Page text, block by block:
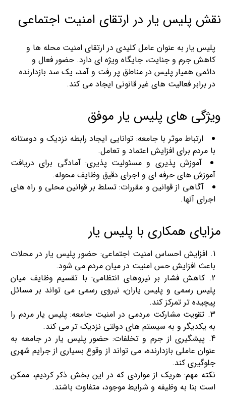
نقش پلیس‌ یار در ارتقای امنیت اجتماعی
پلیس‌ یار به عنوان عامل کلیدی در ارتقای امنیت محله‌ ها و
کاهش جرم و جنایت، جایگاه ویژه‌ ای دارد. حضور فعال و
دائمی همیار پلیس در مناطق پر رفت‌ و‌ آمد، یک سد بازدارنده
در برابر فعالیت‌ های غیر قانونی ایجاد می‌ کند.
ویژگی‌ های پلیس‌ یار موفق
ارتباط موثر با جامعه: توانایی ایجاد رابطه نزدیک و دوستانه
با مردم برای افزایش اعتماد و تعامل.
آموزش‌ پذیری و مسئولیت پذیری: آمادگی برای دریافت
آموزش‌ های حرفه‌ ای و اجرای دقیق وظایف محوله.
آگاهی از قوانین و مقررات: تسلط بر قوانین محلی و راه‌ های
اجرای آنها.
مزایای همکاری با پلیس یار
افزایش احساس امنیت اجتماعی: حضور پلیس یار در محلات
باعث افزایش حس امنیت در میان مردم می‌ شود.
کاهش فشار بر نیروهای انتظامی: با تقسیم وظایف میان
پلیس رسمی و پلیس یاران، نیروی رسمی می‌ تواند بر مسائل
پیچیده‌ تر تمرکز کند.
تقویت مشارکت مردمی در امنیت جامعه: پلیس یار مردم را
به یکدیگر و به سیستم‌ های دولتی نزدیک‌ تر می‌ کند.
پیشگیری از جرم و تخلفات: حضور پلیس یار در جامعه به
عنوان عاملی بازدارنده، می‌ تواند از وقوع بسیاری از جرایم شهری
جلوگیری کند.
نکته مهم: هریک از مواردی که در این بخش ذکر کردیم، ممکن
است بنا به وظیفه و شرایط موجود، متفاوت باشند.